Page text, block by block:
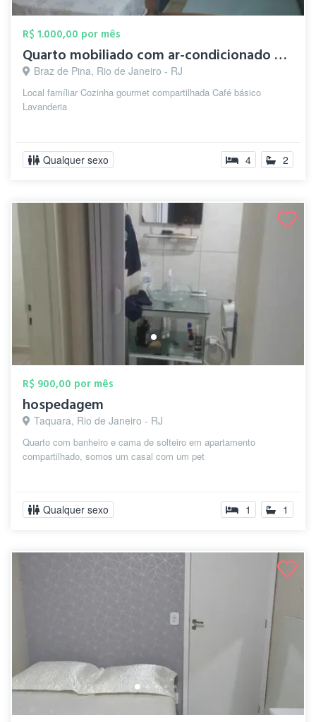
R$ 1.000,00 por mês
Quarto mobiliado com ar-condicionado e W...
Braz de Pina, Rio de Janeiro - RJ
Local famíliar Cozinha gourmet compartilhada Café básico
Lavanderia
Qualquer sexo 4 2
R$ 900,00 por mês
hospedagem
Taquara, Rio de Janeiro - RJ
Quarto com banheiro e cama de solteiro em apartamento
compartilhado, somos um casal com um pet
Qualquer sexo 1 1